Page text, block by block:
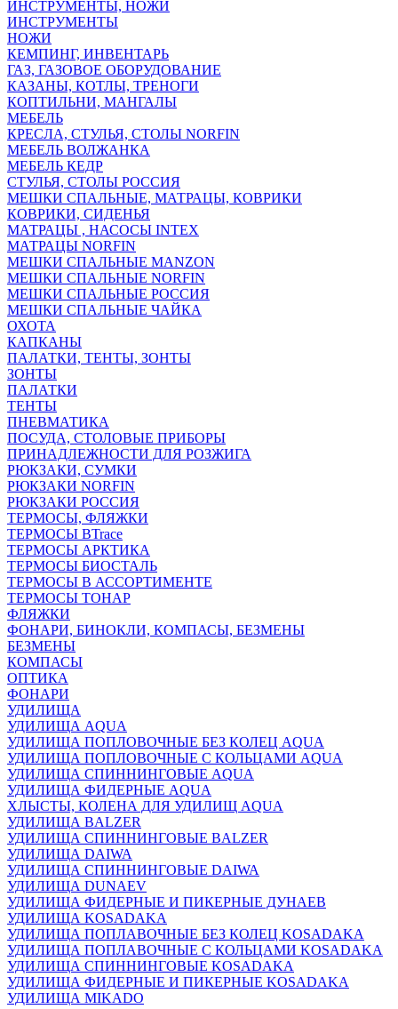
ИНСТРУМЕНТЫ, НОЖИ
ИНСТРУМЕНТЫ
НОЖИ
КЕМПИНГ, ИНВЕНТАРЬ
ГАЗ, ГАЗОВОЕ ОБОРУДОВАНИЕ
КАЗАНЫ, КОТЛЫ, ТРЕНОГИ
КОПТИЛЬНИ, МАНГАЛЫ
МЕБЕЛЬ
КРЕСЛА, СТУЛЬЯ, СТОЛЫ NORFIN
МЕБЕЛЬ ВОЛЖАНКА
МЕБЕЛЬ КЕДР
СТУЛЬЯ, СТОЛЫ РОССИЯ
МЕШКИ СПАЛЬНЫЕ, МАТРАЦЫ, КОВРИКИ
КОВРИКИ, СИДЕНЬЯ
МАТРАЦЫ , НАСОСЫ INTEX
МАТРАЦЫ NORFIN
МЕШКИ СПАЛЬНЫЕ MANZON
МЕШКИ СПАЛЬНЫЕ NORFIN
МЕШКИ СПАЛЬНЫЕ РОССИЯ
МЕШКИ СПАЛЬНЫЕ ЧАЙКА
ОХОТА
КАПКАНЫ
ПАЛАТКИ, ТЕНТЫ, ЗОНТЫ
ЗОНТЫ
ПАЛАТКИ
ТЕНТЫ
ПНЕВМАТИКА
ПОСУДА, СТОЛОВЫЕ ПРИБОРЫ
ПРИНАДЛЕЖНОСТИ ДЛЯ РОЗЖИГА
РЮКЗАКИ, СУМКИ
РЮКЗАКИ NORFIN
РЮКЗАКИ РОССИЯ
ТЕРМОСЫ, ФЛЯЖКИ
ТЕРМОСЫ BTrace
ТЕРМОСЫ АРКТИКА
ТЕРМОСЫ БИОСТАЛЬ
ТЕРМОСЫ В АССОРТИМЕНТЕ
ТЕРМОСЫ ТОНАР
ФЛЯЖКИ
ФОНАРИ, БИНОКЛИ, КОМПАСЫ, БЕЗМЕНЫ
БЕЗМЕНЫ
КОМПАСЫ
ОПТИКА
ФОНАРИ
УДИЛИЩА
УДИЛИЩА AQUA
УДИЛИЩА ПОПЛОВОЧНЫЕ БЕЗ КОЛЕЦ AQUA
УДИЛИЩА ПОПЛОВОЧНЫЕ С КОЛЬЦАМИ AQUA
УДИЛИЩА СПИННИНГОВЫЕ AQUA
УДИЛИЩА ФИДЕРНЫЕ AQUA
ХЛЫСТЫ, КОЛЕНА ДЛЯ УДИЛИЩ AQUA
УДИЛИЩА BALZER
УДИЛИЩА СПИННИНГОВЫЕ BALZER
УДИЛИЩА DAIWA
УДИЛИЩА СПИННИНГОВЫЕ DAIWA
УДИЛИЩА DUNAEV
УДИЛИЩА ФИДЕРНЫЕ И ПИКЕРНЫЕ ДУНАЕВ
УДИЛИЩА KOSADAKA
УДИЛИЩА ПОПЛАВОЧНЫЕ БЕЗ КОЛЕЦ KOSADAKA
УДИЛИЩА ПОПЛАВОЧНЫЕ С КОЛЬЦАМИ KOSADAKA
УДИЛИЩА СПИННИНГОВЫЕ KOSADAKA
УДИЛИЩА ФИДЕРНЫЕ И ПИКЕРНЫЕ KOSADAKA
УДИЛИЩА MIKADO